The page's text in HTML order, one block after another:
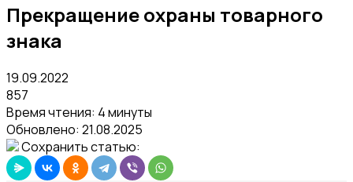
Прекращение охраны товарного
знака
19.09.2022
857
Время чтения: 4 минуты
Обновлено: 21.08.2025
Сохранить статью: